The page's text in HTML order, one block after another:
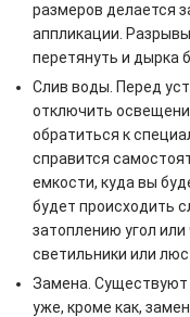
размеров делается
аппликации.
перетянуть и дырка
Слив воды. Перед
отключить
обратиться к
справится
емкости, куда вы
будет происходить
затоплению угол
светильники или
Замена. Существуют
уже, кроме как,